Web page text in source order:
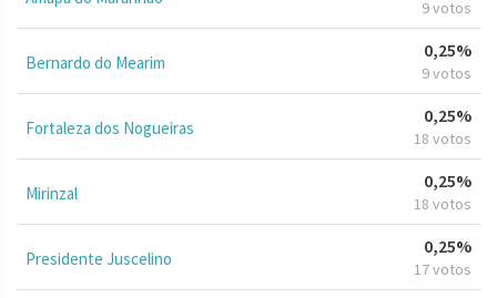
9 votos
Bernardo do Mearim
0,25%
9 votos
Fortaleza dos Nogueiras
0,25%
18 votos
Mirinzal
0,25%
18 votos
Presidente Juscelino
0,25%
17 votos